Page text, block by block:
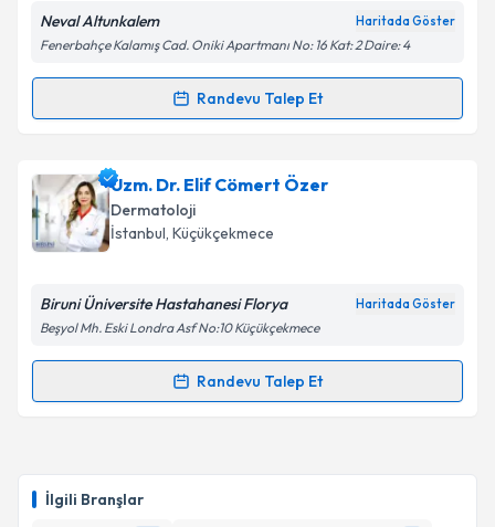
İlgili Branşlar
Kişisel verilerimin işlenmesine ilişkin
Metni'ni okudum ve kişisel verilerimin belirtilen
Takvim Talebini Gönder
Neval Altunkalem Haritada Göster
Fenerbahçe Kalamış Cad. Oniki Apartmanı No: 16 Kat: 2 Daire: 4
Randevu Talep Et
Randevu Takvimi Talebi
Uzm. Dr. Neval Altunkalem için randevu takvimi
talebi oluşturun. Size bu uzmandan randevu almanız
için bir takvim hazırlandığında e-posta ile
bilgilendireceğiz.
E-posta Adresiniz
Kişisel verilerimin işlenmesine ilişkinAydınlatma
Uzm. Dr. Elif Cömert Özer
Dermatoloji
İstanbul, Küçükçekmece
Biruni Üniversite Hastahanesi Florya Haritada Göster
Beşyol Mh. Eski Londra Asf No:10 Küçükçekmece‎
Randevu Talep Et
Randevu Takvimi Talebi
için bir takvim hazırlandığında e-posta ile